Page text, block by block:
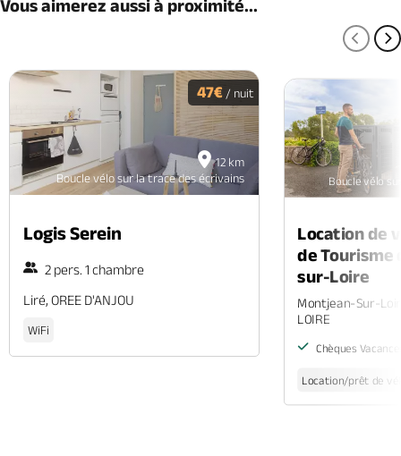
Vous aimerez aussi à proximité...
12 km
Boucle vélo sur la trace des écrivains
47€ / nuit
Logis Serein
2 pers. 1 chambre
Liré, OREE D'ANJOU
WiFi
Boucle vélo
Location de
de Tourisme
sur-Loire
Montjean-Sur-
LOIRE
Chèques
Location/prêt de